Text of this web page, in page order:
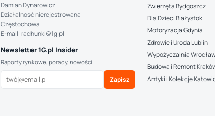
Damian Dynarowicz
Działalność nierejestrowana
Częstochowa
E-mail: rachunki@1g.pl
Newsletter 1G.pl Insider
Raporty rynkowe, porady, nowości.
Zapisz
Zwierzęta Bydgoszcz
Dla Dzieci Białystok
Motoryzacja Gdynia
Zdrowie i Uroda Lublin
Wypożyczalnia
Budowa i Remont
Antyki i Kolekcje